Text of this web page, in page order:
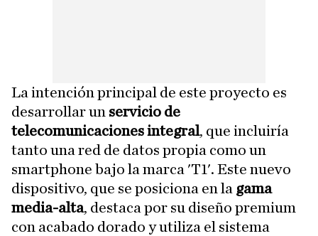
La intención principal de este proyecto es
desarrollar un servicio de
telecomunicaciones integral, que incluiría
tanto una red de datos propia como un
smartphone bajo la marca 'T1'. Este nuevo
dispositivo, que se posiciona en la gama
media-alta, destaca por su diseño premium
con acabado dorado y utiliza el sistema